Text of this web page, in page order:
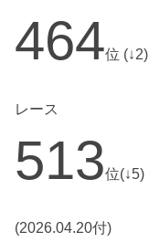
464位 (↓2)
レース
513位(↓5)
(2026.04.20付)